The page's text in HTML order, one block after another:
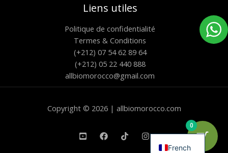
Liens utiles
Politique de confidentialité
Termes & Conditions
(+212) 07 54 62 89 64
(+212) 05 22 440 888
allbiomorocco@gmail.com
Copyright © 2026 | allbiomorocco.com
0
French
English